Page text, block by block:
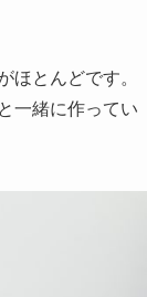
ほとんどです。
一緒に作ってい